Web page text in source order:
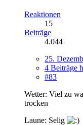
Reaktionen
15
Beiträge
4.044
25.
4 Beiträge
#83
Wetter: Viel zu
trocken
Laune: Selig